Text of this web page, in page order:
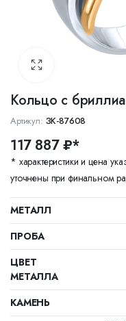
Кольцо с
Артикул: ЗК-87608
117 887 ₽*
* характеристики и цена
уточнены при финальном
МЕТАЛЛ
ПРОБА
ЦВЕТ
МЕТАЛЛА
КАМЕНЬ